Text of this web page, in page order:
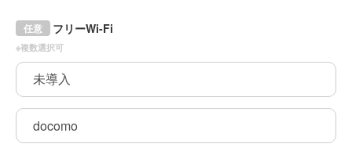
フリーWi-Fi
任意
※複数選択可
未導入
docomo